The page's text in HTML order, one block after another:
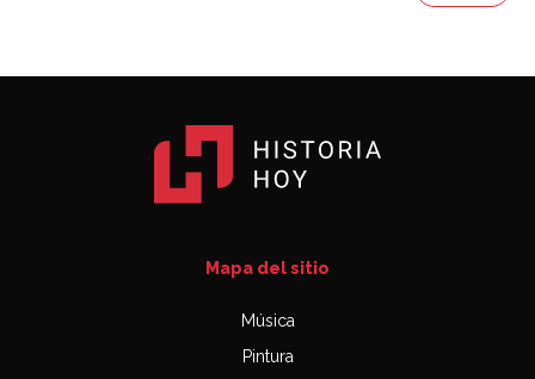
Mapa del sitio
Música
Pintura